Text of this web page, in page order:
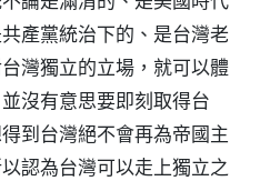
產黨統治下的、是台灣老
灣獨立的立場，就可以體
沒有意思要即刻取得台
到台灣絕不會再為帝國主
認為台灣可以走上獨立之